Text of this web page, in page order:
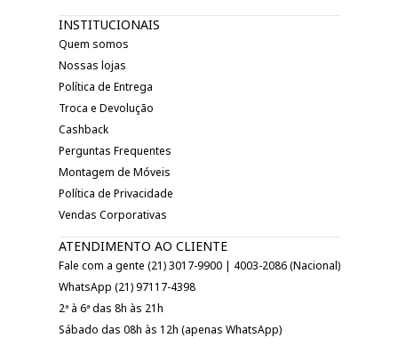
INSTITUCIONAIS
Quem somos
Nossas lojas
Política de Entrega
Troca e Devolução
Cashback
Perguntas Frequentes
Montagem de Móveis
Política de Privacidade
Vendas Corporativas
ATENDIMENTO AO CLIENTE
Fale com a gente (21) 3017-9900 | 4003-2086 (Nacional)
WhatsApp (21) 97117-4398
2ª à 6ª das 8h às 21h
Sábado das 08h às 12h (apenas WhatsApp)